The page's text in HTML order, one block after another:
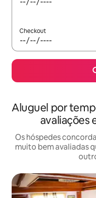
Checkout
Aluguel por
avaliações
Os hóspedes
muito bem avaliadas